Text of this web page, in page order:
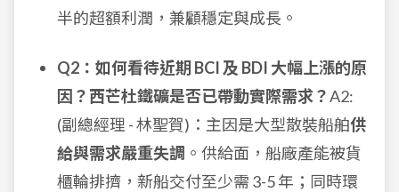
半的超額利潤，兼顧穩定與成長。
Q2：如何看待近期 BCI 及 BDI 大幅上漲的原
因？西芒杜鐵礦是否已帶動實際需求？A2:
(副總經理 - 林聖賀)：主因是大型散裝船舶供
給與需求嚴重失調 。供給面，船廠產能被貨
櫃輪排擠，新船交付至少需 3-5 年；同時環